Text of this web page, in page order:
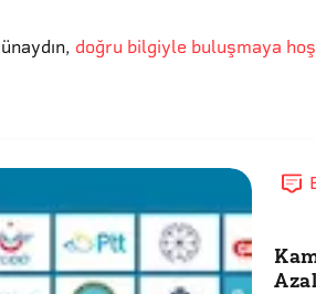
, doğru bilgiyle buluşmaya